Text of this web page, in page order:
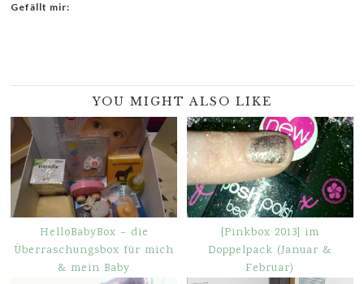
Gefällt mir:
YOU MIGHT ALSO LIKE
HelloBabyBox – die
Überraschungsbox für mich
& mein Baby
[Pinkbox 2013] im
Doppelpack (Januar &
Februar)